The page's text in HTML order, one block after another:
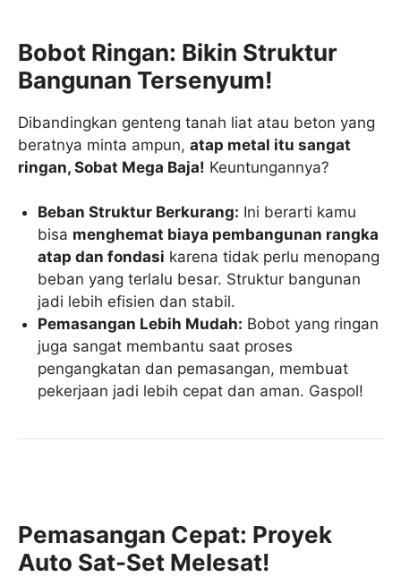
Bobot Ringan: Bikin Struktur
Bangunan Tersenyum!
Dibandingkan genteng tanah liat atau beton yang
beratnya minta ampun, atap metal itu sangat
ringan, Sobat Mega Baja! Keuntungannya?
Beban Struktur Berkurang: Ini berarti kamu
bisa menghemat biaya pembangunan rangka
atap dan fondasi karena tidak perlu menopang
beban yang terlalu besar. Struktur bangunan
jadi lebih efisien dan stabil.
Pemasangan Lebih Mudah: Bobot yang ringan
juga sangat membantu saat proses
pengangkatan dan pemasangan, membuat
pekerjaan jadi lebih cepat dan aman. Gaspol!
Pemasangan Cepat: Proyek
Auto Sat-Set Melesat!